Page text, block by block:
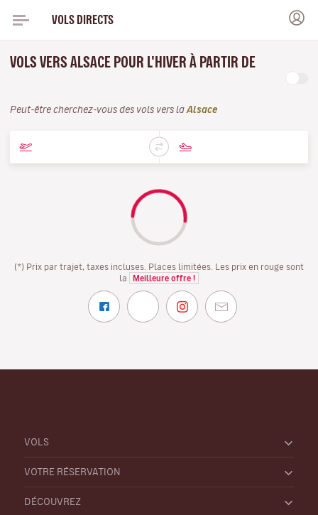
VOLS DIRECTS
VOLS VERS ALSACE POUR L'HIVER À PARTIR DE
Peut-être cherchez-vous des vols vers la Alsace
(*) Prix par trajet, taxes incluses. Places limitées. Les prix en rouge sont
la
Meilleure offre !
VOLS
VOTRE RÉSERVATION
DÉCOUVREZ